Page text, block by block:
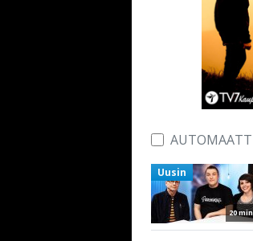
20 min
Uusin